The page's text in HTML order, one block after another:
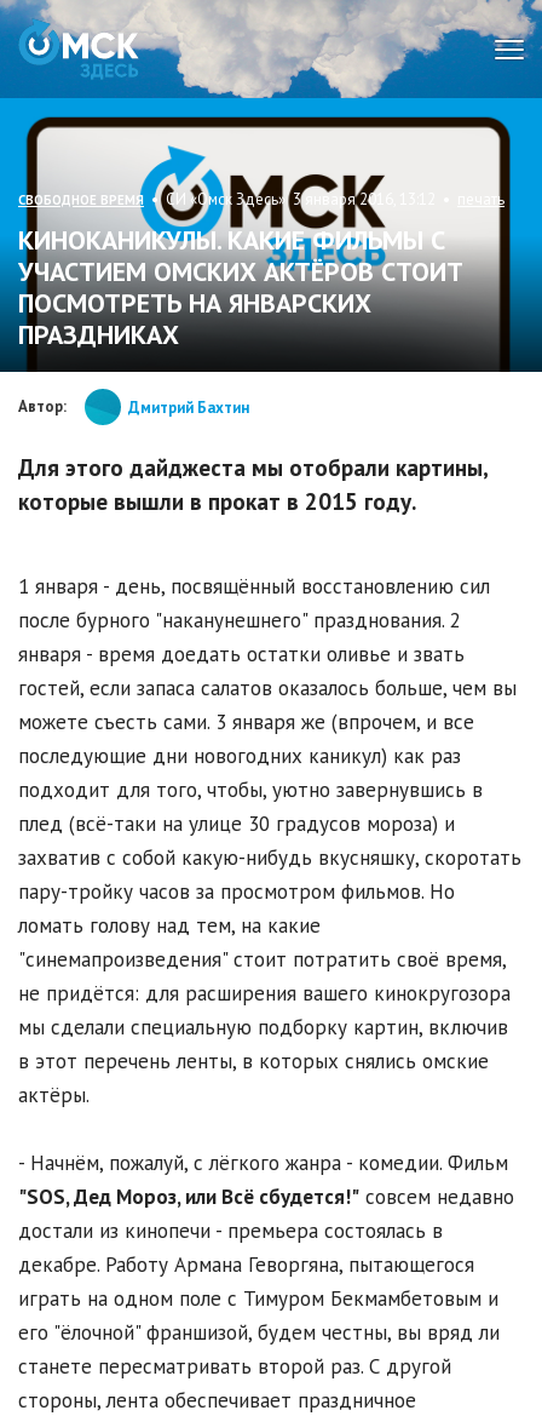
СВОБОДНОЕ ВРЕМЯ • СИ «Омск Здесь» 3 января 2016, 13:12 • печать
КИНОКАНИКУЛЫ. КАКИЕ ФИЛЬМЫ С
УЧАСТИЕМ ОМСКИХ АКТЁРОВ СТОИТ
ПОСМОТРЕТЬ НА ЯНВАРСКИХ
ПРАЗДНИКАХ
Автор: Дмитрий Бахтин
Для этого дайджеста мы отобрали картины,
которые вышли в прокат в 2015 году.
1 января - день, посвящённый восстановлению сил
после бурного "наканунешнего" празднования. 2
января - время доедать остатки оливье и звать
гостей, если запаса салатов оказалось больше, чем вы
можете съесть сами. 3 января же (впрочем, и все
последующие дни новогодних каникул) как раз
подходит для того, чтобы, уютно завернувшись в
плед (всё-таки на улице 30 градусов мороза) и
захватив с собой какую-нибудь вкусняшку, скоротать
пару-тройку часов за просмотром фильмов. Но
ломать голову над тем, на какие
"синемапроизведения" стоит потратить своё время,
не придётся: для расширения вашего кинокругозора
мы сделали специальную подборку картин, включив
в этот перечень ленты, в которых снялись омские
актёры.
- Начнём, пожалуй, с лёгкого жанра - комедии. Фильм
"SOS, Дед Мороз, или Всё сбудется!" совсем недавно
достали из кинопечи - премьера состоялась в
декабре. Работу Армана Геворгяна, пытающегося
играть на одном поле с Тимуром Бекмамбетовым и
его "ёлочной" франшизой, будем честны, вы вряд ли
станете пересматривать второй раз. С другой
стороны, лента обеспечивает праздничное